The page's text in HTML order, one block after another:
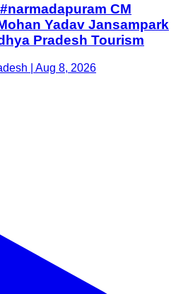
#narmadapuram CM
Yadav Jansampark
Pradesh Tourism
| Aug 8, 2026